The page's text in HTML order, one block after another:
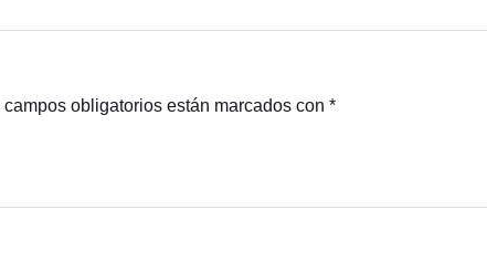
campos obligatorios están marcados con *